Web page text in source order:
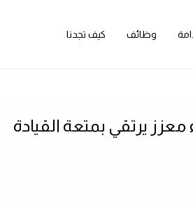
وظائف كيف تجدنا
يرتقي بمتعة القيادة